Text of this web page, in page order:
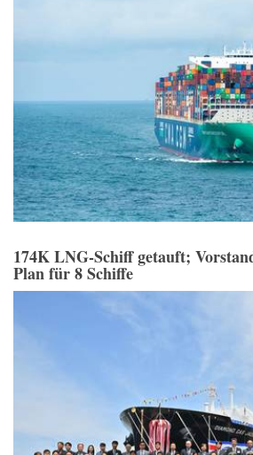
174K LNG-Schiff getauft;
Plan für 8 Schiffe